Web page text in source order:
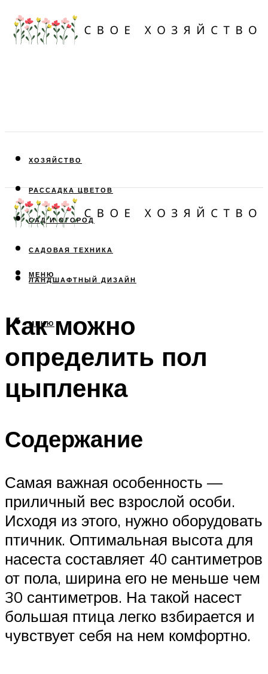
ХОЗЯЙСТВО
РАССАДКА ЦВЕТОВ
САД И ОГОРОД
САДОВАЯ ТЕХНИКА
ЛАНДШАФТНЫЙ ДИЗАЙН
МЕНЮ
МЕНЮ
Как можно
определить пол
цыпленка
Содержание
Самая важная особенность —
приличный вес взрослой особи.
Исходя из этого, нужно оборудовать
птичник. Оптимальная высота для
насеста составляет 40 сантиметров
от пола, ширина его не меньше чем
30 сантиметров. На такой насест
большая птица легко взбирается и
чувствует себя на нем комфортно.